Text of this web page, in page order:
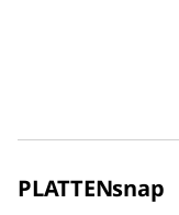
PLATTENsnap